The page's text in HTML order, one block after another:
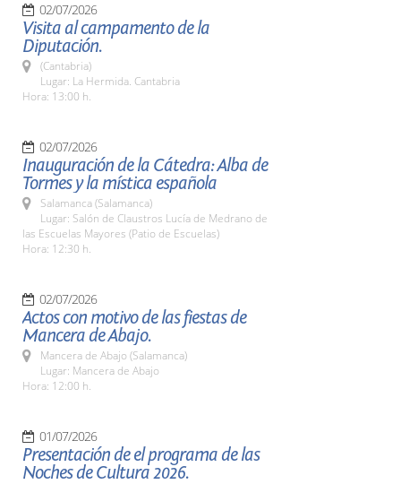
02/07/2026
Visita al campamento de la
Diputación.
(Cantabria)
Lugar: La Hermida. Cantabria
Hora: 13:00 h.
02/07/2026
Inauguración de la Cátedra: Alba de
Tormes y la mística española
Salamanca (Salamanca)
Lugar: Salón de Claustros Lucía de Medrano de
las Escuelas Mayores (Patio de Escuelas)
Hora: 12:30 h.
02/07/2026
Actos con motivo de las fiestas de
Mancera de Abajo.
Mancera de Abajo (Salamanca)
Lugar: Mancera de Abajo
Hora: 12:00 h.
01/07/2026
Presentación de el programa de las
Noches de Cultura 2026.